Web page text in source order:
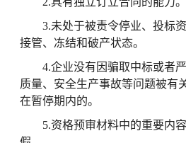
3.未处于被责令停业、投标
接管、冻结和破产状态。
4.企业没有因骗取中标或者
质量、安全生产事故等问题被有
在暂停期内的。
5.资格预审材料中的重要内